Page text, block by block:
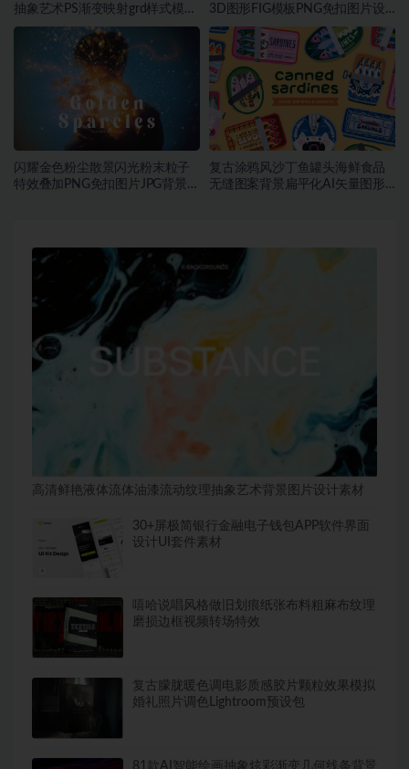
抽象艺术PS渐变映射grd样式模板
素材
3D图形FIG模板PNG免扣图片设
计素材
闪耀金色粉尘散景闪光粉末粒子
特效叠加PNG免扣图片JPG背景素
复古涂鸦风沙丁鱼罐头海鲜食品
无缝图案背景扁平化AI矢量图形
高清鲜艳液体流体油漆流动纹理抽象艺术背景图片设计素材
30+屏极简银行金融电子钱包APP软件界面
设计UI套件素材
嘻哈说唱风格做旧划痕纸张布料粗麻布纹理
磨损边框视频转场特效
复古朦胧暖色调电影质感胶片颗粒效果模拟
婚礼照片调色Lightroom预设包
81款AI智能绘画抽象炫彩渐变几何线条背景